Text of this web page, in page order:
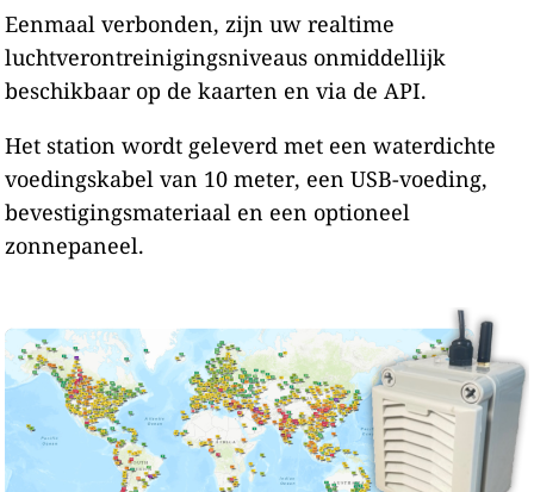
Eenmaal verbonden, zijn uw realtime
luchtverontreinigingsniveaus onmiddellijk
beschikbaar op de kaarten en via de API.
Het station wordt geleverd met een waterdichte
voedingskabel van 10 meter, een USB-voeding,
bevestigingsmateriaal en een optioneel
zonnepaneel.